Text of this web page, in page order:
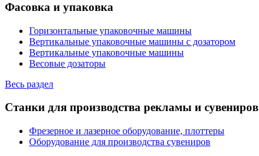
Фасовка и упаковка
Горизонтальные упаковочные машины
Вертикальные упаковочные машины с дозатором
Вертикальные упаковочные машины
Весовые дозаторы
Весь раздел
Станки для производства рекламы и сувениров
Фрезерное и лазерное оборудование, плоттеры
Оборудование для производства сувениров